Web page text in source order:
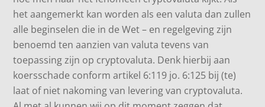
het aangemerkt kan worden als een valuta dan zullen
alle beginselen die in de Wet – en regelgeving zijn
benoemd ten aanzien van valuta tevens van
toepassing zijn op cryptovaluta. Denk hierbij aan
koersschade conform artikel 6:119 jo. 6:125 bij (te)
laat of niet nakoming van levering van cryptovaluta.